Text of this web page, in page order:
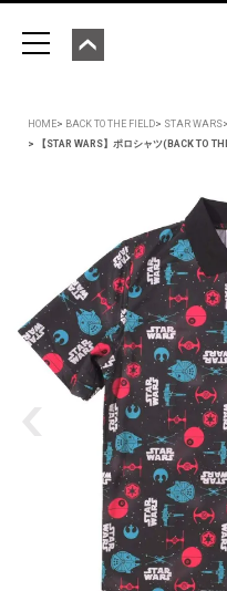
HOME BACK TO THE FIELD STAR WARS
【STAR WARS】ポロシャツ(BACK TO